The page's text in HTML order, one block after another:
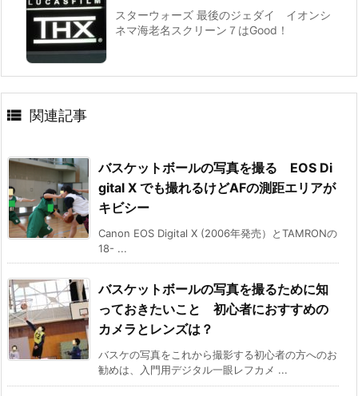
スターウォーズ 最後のジェダイ イオンシ
ネマ海老名スクリーン７はGood！
 関連記事
バスケットボールの写真を撮る EOS Di
gital X でも撮れるけどAFの測距エリアが
キビシー
Canon EOS Digital X (2006年発売）とTAMRONの
18- ...
バスケットボールの写真を撮るために知
っておきたいこと 初心者におすすめの
カメラとレンズは？
バスケの写真をこれから撮影する初心者の方へのお
勧めは、入門用デジタル一眼レフカメ ...